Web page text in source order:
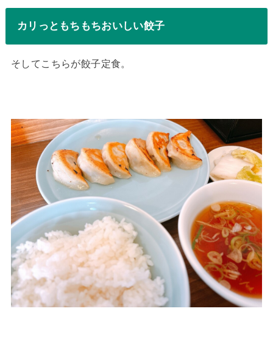
カリっともちもちおいしい餃子
そしてこちらが餃子定食。